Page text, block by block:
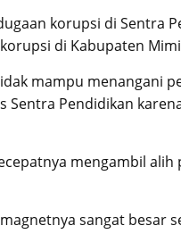
korupsi di Sentra
di Kabupaten
mampu menangani
Sentra Pendidikan
mengambil
sangat besar